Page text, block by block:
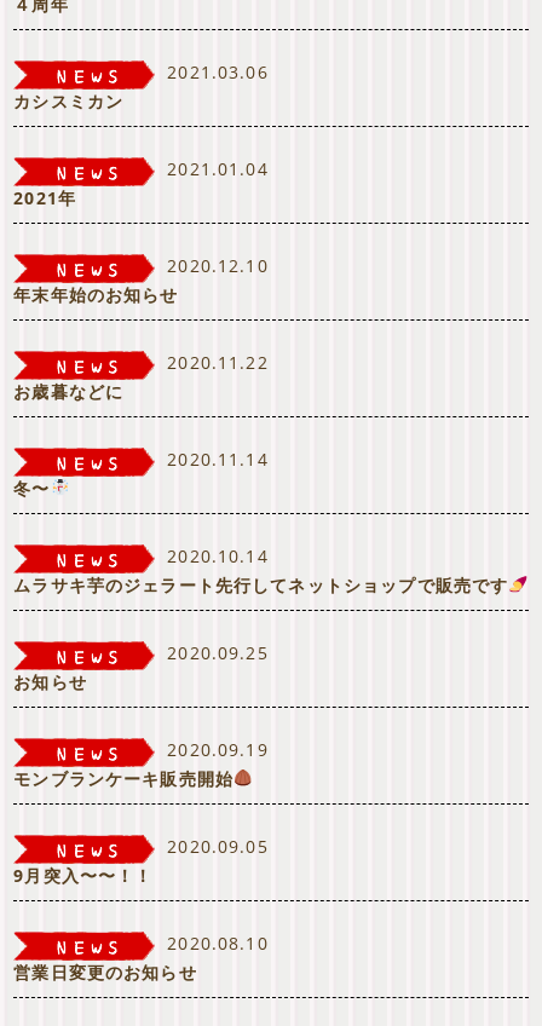
2021.03.06
カシスミカン
2021.01.04
2021年
2020.12.10
年末年始のお知らせ
2020.11.22
お歳暮などに
2020.11.14
冬〜
2020.10.14
ムラサキ芋のジェラート先行してネットショップで販売です
2020.09.25
お知らせ
2020.09.19
モンブランケーキ販売開始
2020.09.05
9月突入〜〜！！
2020.08.10
営業日変更のお知らせ